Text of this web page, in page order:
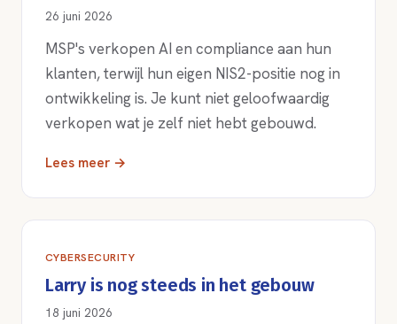
26 juni 2026
MSP's verkopen AI en compliance aan hun
klanten, terwijl hun eigen NIS2-positie nog in
ontwikkeling is. Je kunt niet geloofwaardig
verkopen wat je zelf niet hebt gebouwd.
Lees meer →
CYBERSECURITY
Larry is nog steeds in het gebouw
18 juni 2026